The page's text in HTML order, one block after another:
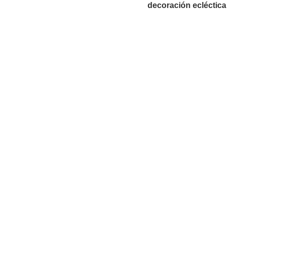
decoración ecléctica